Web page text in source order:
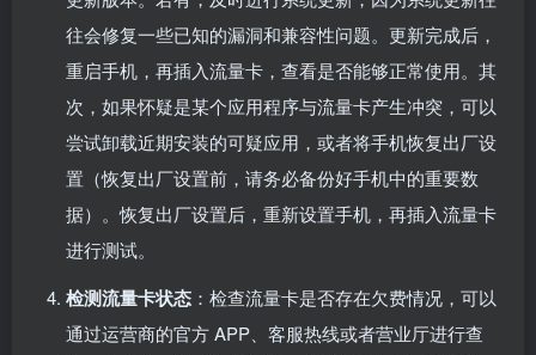
往会修复一些已知的漏洞和兼容性问题。更新完成后，
重启手机，再插入流量卡，查看是否能够正常使用。其
次，如果怀疑是某个应用程序与流量卡产生冲突，可以
尝试卸载近期安装的可疑应用，或者将手机恢复出厂设
置（恢复出厂设置前，请务必备份好手机中的重要数
据）。恢复出厂设置后，重新设置手机，再插入流量卡
进行测试。
检测流量卡状态 ：检查流量卡是否存在欠费情况，可以
通过运营商的官方 APP、客服热线或者营业厅进行查